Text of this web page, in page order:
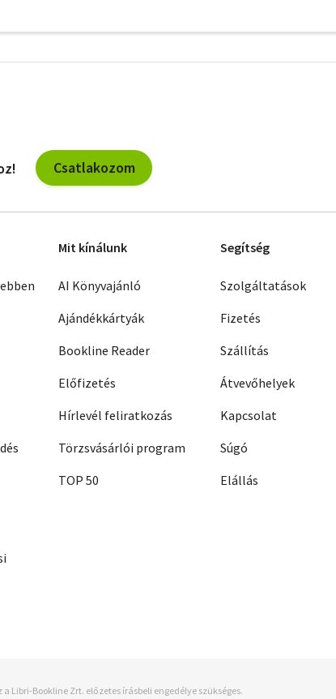
szűrők
Csatlakozom
Mit kínálunk
AI Könyvajánló
Ajándékkártyák
Bookline Reader
Előfizetés
Hírlevél feliratkozás
Törzsvásárlói program
TOP 50
Segítség
Szolgáltatások
Fizetés
Szállítás
Átvevőhelyek
Kapcsolat
Súgó
Elállás
Bookline Zrt. előzetes írásbeli engedélye szükséges.